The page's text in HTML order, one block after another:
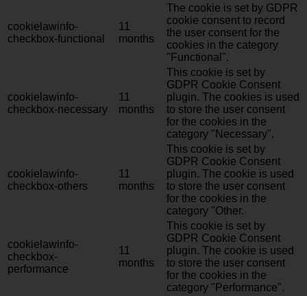
cookielawinfo-
checkbox-functional
11
months
The cookie is set by GDPR
cookie consent to record
the user consent for the
cookies in the category
"Functional".
cookielawinfo-
checkbox-necessary
11
months
This cookie is set by
GDPR Cookie Consent
plugin. The cookies is used
to store the user consent
for the cookies in the
category "Necessary".
cookielawinfo-
checkbox-others
11
months
This cookie is set by
GDPR Cookie Consent
plugin. The cookie is used
to store the user consent
for the cookies in the
category "Other.
cookielawinfo-
checkbox-
performance
11
months
This cookie is set by
GDPR Cookie Consent
plugin. The cookie is used
to store the user consent
for the cookies in the
category "Performance".